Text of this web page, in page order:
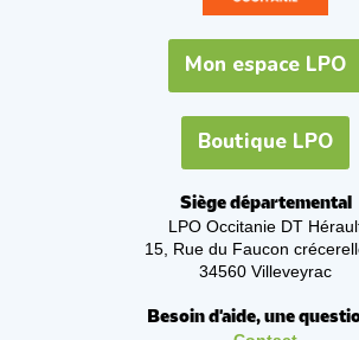
Mon espace LPO
Boutique LPO
Siège départemental
LPO Occitanie DT
15, Rue du Faucon
34560 Villeveyrac
Besoin d'aide, une